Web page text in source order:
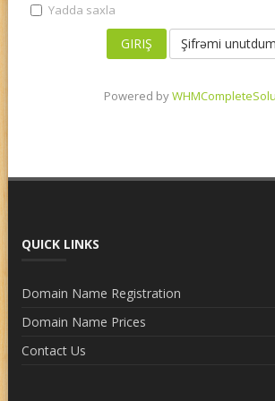
Yadda saxla
Şifrəmi
Powered by
QUICK LINKS
Domain Name Registration
Domain Name Prices
Contact Us